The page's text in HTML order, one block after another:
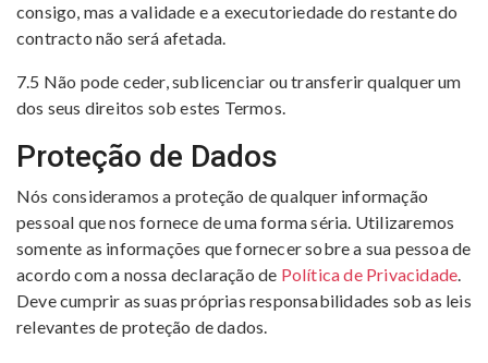
consigo, mas a validade e a executoriedade do restante do
contracto não será afetada.
7.5 Não pode ceder, sublicenciar ou transferir qualquer um
dos seus direitos sob estes Termos.
Proteção de Dados
Nós consideramos a proteção de qualquer informação
pessoal que nos fornece de uma forma séria. Utilizaremos
somente as informações que fornecer sobre a sua pessoa de
acordo com a nossa declaração de Política de Privacidade.
Deve cumprir as suas próprias responsabilidades sob as leis
relevantes de proteção de dados.